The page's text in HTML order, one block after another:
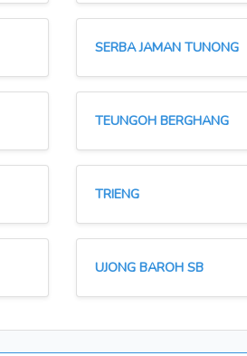
SERBA JAMAN TUNONG
TEUNGOH BERGHANG
TRIENG
UJONG BAROH SB